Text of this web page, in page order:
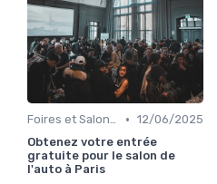
Foires et Salons Grand Public • 12/06/2025
Obtenez votre entrée
gratuite pour le salon de
l'auto à Paris